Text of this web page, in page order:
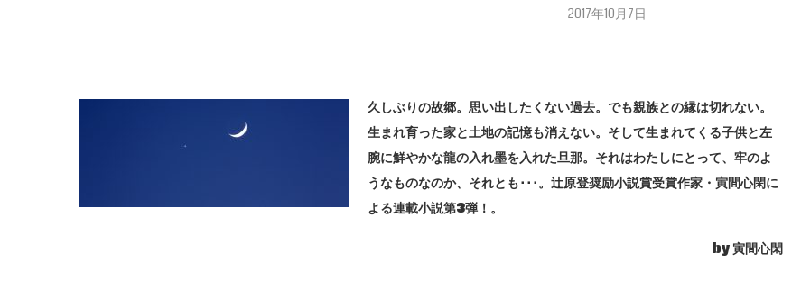
2017年10月7日
久しぶりの故郷。思い出したくない過去。でも親族との縁は切れない。
生まれ育った家と土地の記憶も消えない。そして生まれてくる子供と左
腕に鮮やかな龍の入れ墨を入れた旦那。それはわたしにとって、牢のよ
うなものなのか、それとも･･･。辻原登奨励小説賞受賞作家・寅間心閑に
よる連載小説第3弾！。
by 寅間心閑